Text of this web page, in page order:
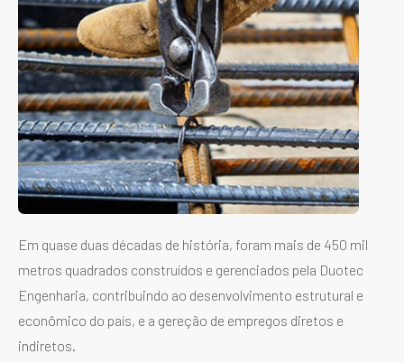
Em quase duas décadas de história, foram mais de 450 mil
metros quadrados construídos e gerenciados pela Duotec
Engenharia, contribuindo ao desenvolvimento estrutural e
econômico do país, e a gereção de empregos diretos e
indiretos.